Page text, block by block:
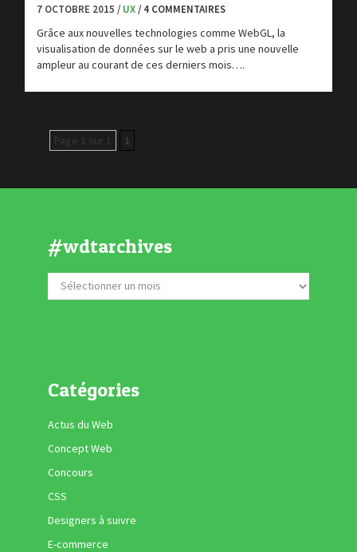
7 OCTOBRE 2015 / UX/ 4 COMMENTAIRES
Grâce aux nouvelles technologies comme WebGL, la
visualisation de données sur le web a pris une nouvelle
ampleur au courant de ces derniers mois….
Page 1 sur 1 1
#wdtarchives
Catégories
Actus du Web
Concept Web
Concours
CSS
Designers à suivre
E-commerce